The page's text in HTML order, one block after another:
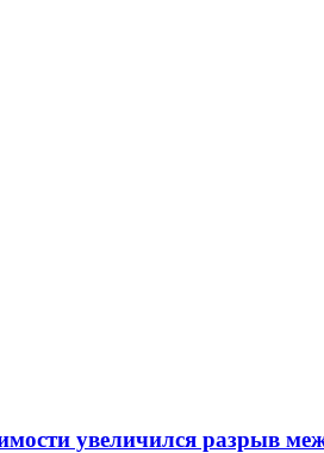
увеличился разрыв